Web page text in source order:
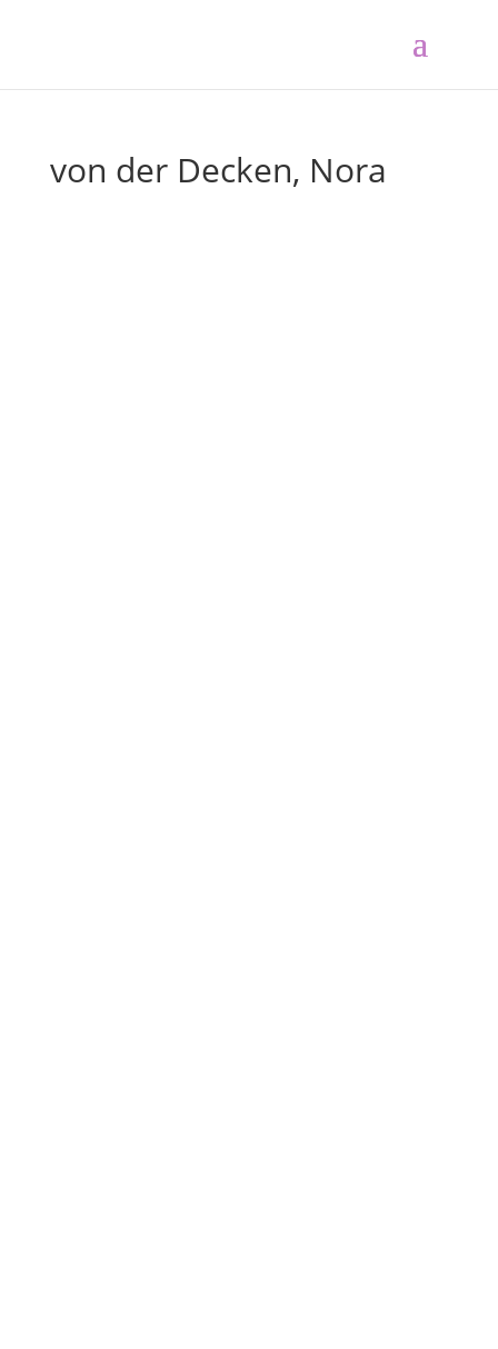
von der Decken, Nora